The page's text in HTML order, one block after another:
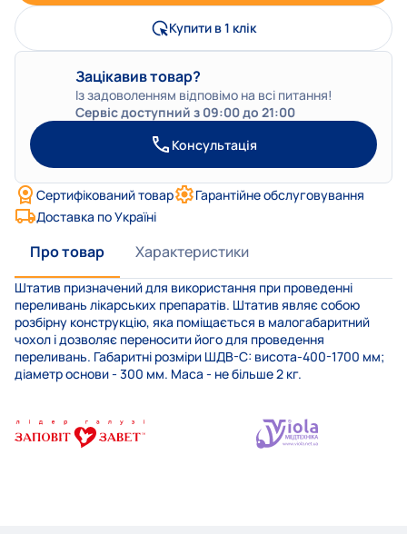
Купити в 1 клік
Зацікавив товар?
Із задоволенням відповімо на всі питання!
Сервіс доступний з 09:00 до 21:00
Консультація
Сертифікований товар
Гарантійне обслуговування
Доставка по Україні
Про товар Характеристики
Штатив призначений для використання при проведенні
переливань лікарських препаратів. Штатив являє собою
розбірну конструкцію, яка поміщається в малогабаритний
чохол і дозволяє переносити його для проведення
переливань. Габаритні розміри ШДВ-С: висота-400-1700 мм;
діаметр основи - 300 мм. Маса - не більше 2 кг.